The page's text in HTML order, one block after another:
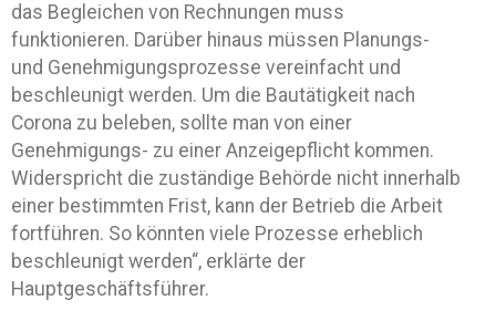
das Begleichen von Rechnungen muss
funktionieren. Darüber hinaus müssen Planungs-
und Genehmigungsprozesse vereinfacht und
beschleunigt werden. Um die Bautätigkeit nach
Corona zu beleben, sollte man von einer
Genehmigungs- zu einer Anzeigepflicht kommen.
Widerspricht die zuständige Behörde nicht innerhalb
einer bestimmten Frist, kann der Betrieb die Arbeit
fortführen. So könnten viele Prozesse erheblich
beschleunigt werden“, erklärte der
Hauptgeschäftsführer.